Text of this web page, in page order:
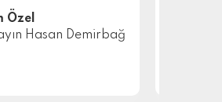
Özel
Hasan Demirbağ